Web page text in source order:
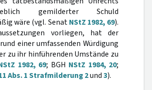
gemilderter Schuld
wäre (vgl. SenatNStZ 1982, 69).
vorliegen, hat der
einer umfassenden Würdigung
zu ihr hinführenden Umstände zu
1982, 69; BGH NStZ 1984, 20;
Abs. 1 Strafmilderung 2und3).